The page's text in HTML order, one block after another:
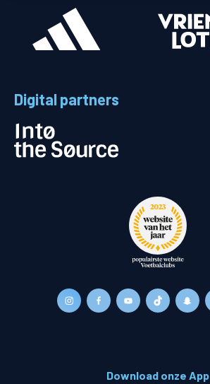
Digital partners
Download onze App